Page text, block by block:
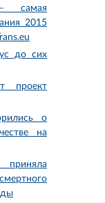
– самая
2015
до сих
проект
о
на
приняла